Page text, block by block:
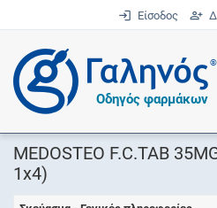
Είσοδος
®
Οδηγός φαρμάκων
MEDOSTEO F.C.TAB
1x4)